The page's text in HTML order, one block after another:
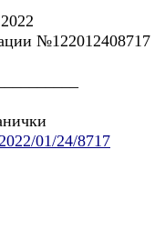
№122012408717
01/24/8717